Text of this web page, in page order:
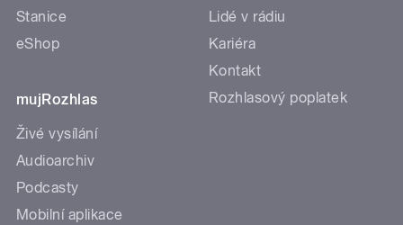
Stanice
eShop
mujRozhlas
Živé vysílání
Audioarchiv
Podcasty
Mobilní aplikace
Lidé v rádiu
Kariéra
Kontakt
Rozhlasový poplatek